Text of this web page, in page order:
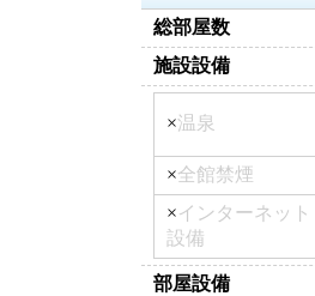
総部屋数
施設設備
×温泉
×全館禁煙
×インターネット
設備
部屋設備